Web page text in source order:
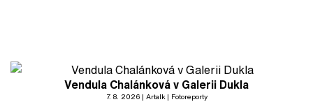
Vendula Chalánková v Galerii Dukla
7. 8. 2026 Artalk Fotoreporty